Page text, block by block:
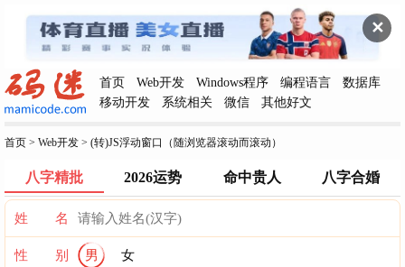
✕
首页 Web开发 Windows程序 编程语言
数据库
移动开发
系统相关 微信 其他好文
首页 > Web开发 > (转)JS浮动窗口（随浏览器滚动而滚动）
八字精批 2026运势 命中贵人 八字合婚
姓 名
性 别 男 女